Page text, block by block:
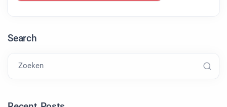
Search
Zoeken